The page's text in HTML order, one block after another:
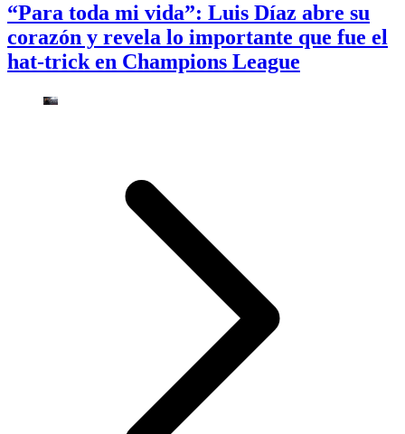
“Para toda mi vida”: Luis Díaz abre su
corazón y revela lo importante que fue el
hat-trick en Champions League